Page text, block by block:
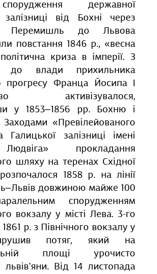
державної
залізниці від Бохні через
Перемишль до Львова
повстання 1846 р., «весна
криза в імперії. З
до влади прихильника
прогресу Франца Йосипа І
активізувалося,
у 1853‒1856 рр. Бохню і
Заходами «Превілейованого
Галицької залізниці імені
прокладання
шляху на теренах Східної
1858 р. на лінії
довжиною майже 100
спорудженням
вокзалу у місті Лева. 3-го
р. з Північного вокзалу у
потяг, який на
площі урочисто
львів’яни. Від 14 листопада